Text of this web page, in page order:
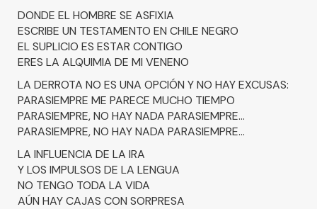
DONDE EL HOMBRE SE ASFIXIA
ESCRIBE UN TESTAMENTO EN CHILE NEGRO
EL SUPLICIO ES ESTAR CONTIGO
ERES LA ALQUIMIA DE MI VENENO
LA DERROTA NO ES UNA OPCIÓN Y NO HAY EXCUSAS:
PARASIEMPRE ME PARECE MUCHO TIEMPO
PARASIEMPRE, NO HAY NADA PARASIEMPRE...
PARASIEMPRE, NO HAY NADA PARASIEMPRE...
LA INFLUENCIA DE LA IRA
Y LOS IMPULSOS DE LA LENGUA
NO TENGO TODA LA VIDA
AÚN HAY CAJAS CON SORPRESA